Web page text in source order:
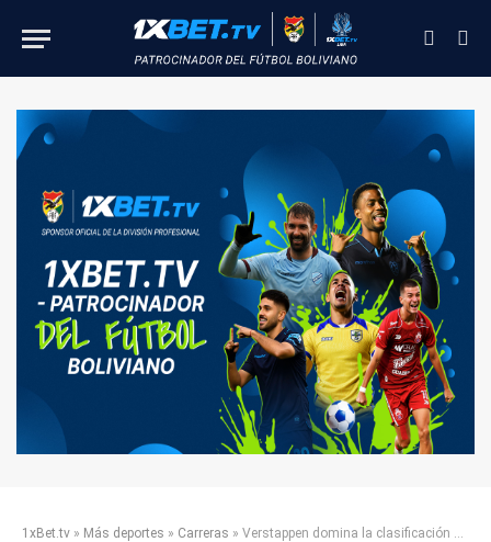
1xBet.tv » Más deportes » Carreras » Verstappen domina la clasificación del Gran Premio de España y Hamilton pasa apuros